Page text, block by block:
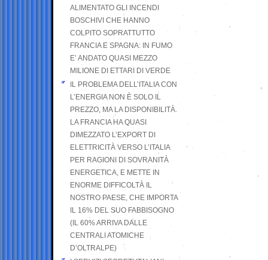
ALIMENTATO GLI INCENDI
BOSCHIVI CHE HANNO
COLPITO SOPRATTUTTO
FRANCIA E SPAGNA: IN FUMO
E’ ANDATO QUASI MEZZO
MILIONE DI ETTARI DI VERDE
IL PROBLEMA DELL’ITALIA CON
L’ENERGIA NON È SOLO IL
PREZZO, MA LA DISPONIBILITÀ.
LA FRANCIA HA QUASI
DIMEZZATO L’EXPORT DI
ELETTRICITÀ VERSO L’ITALIA
PER RAGIONI DI SOVRANITÀ
ENERGETICA, E METTE IN
ENORME DIFFICOLTÀ IL
NOSTRO PAESE, CHE IMPORTA
IL 16% DEL SUO FABBISOGNO
(IL 60% ARRIVA DALLE
CENTRALI ATOMICHE
D’OLTRALPE)